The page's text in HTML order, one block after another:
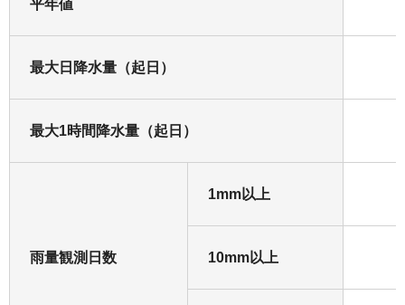
平年値
最大日降水量（起日）
最大1時間降水量（起日）
雨量観測日数
1mm以上
10mm以上